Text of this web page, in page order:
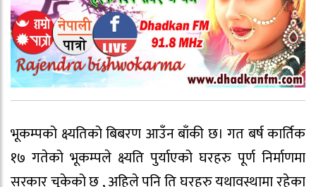
भूकम्पको क्ष्यतिको बिबरण आउँन बाँकी छ। गत बर्ष कार्तिक
१७ गतेको भूकम्पले क्ष्यति पुर्याएको घरहरु पूर्ण निर्माणमा